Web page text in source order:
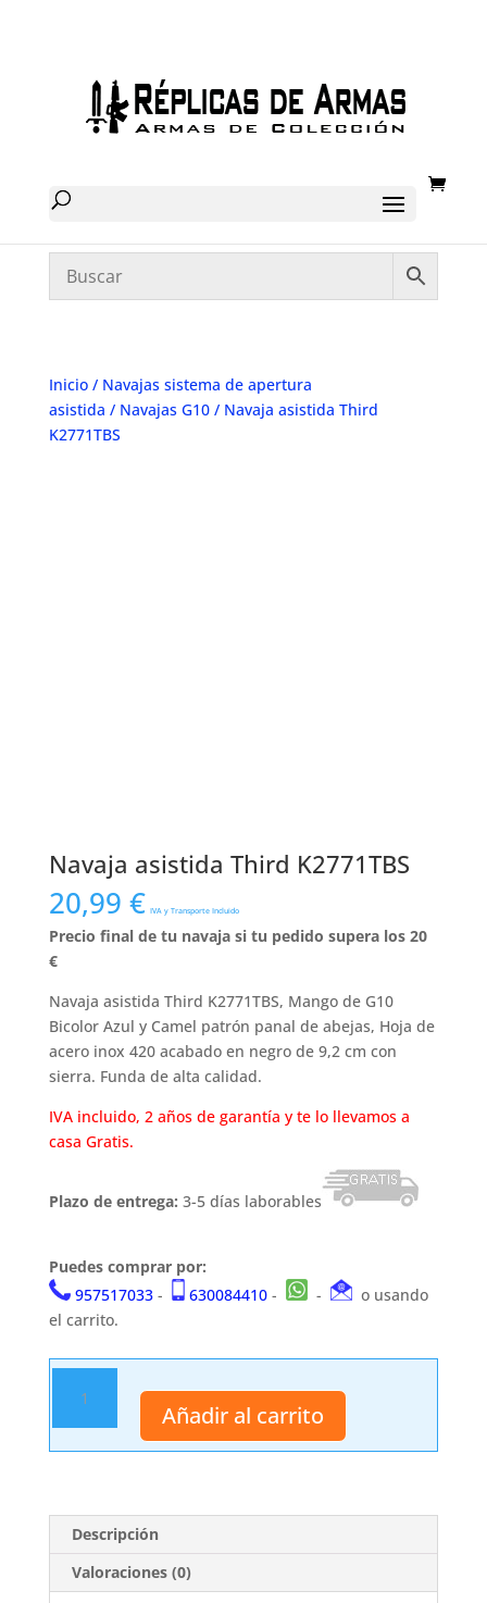
Inicio/ Navajas sistema de apertura
asistida / Navajas G10/ Navaja asistida Third
K2771TBS
Navaja asistida Third K2771TBS
20,99 € IVA y Transporte Incluido
Precio final de tu navaja si tu pedido supera los 20
€
Navaja asistida Third K2771TBS, Mango de G10
Bicolor Azul y Camel patrón panal de abejas, Hoja de
acero inox 420 acabado en negro de 9,2 cm con
sierra. Funda de alta calidad.
IVA incluido, 2 años de garantía y te lo llevamos a
casa Gratis.
Plazo de entrega: 3-5 días laborables
Puedes comprar por:
957517033- 630084410- -
o usando
el carrito.
asistida
Third
K2771TBS
Añadir al carrito
Descripción
Valoraciones (0)